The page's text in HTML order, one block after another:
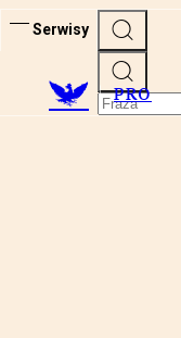
Serwisy
PRO